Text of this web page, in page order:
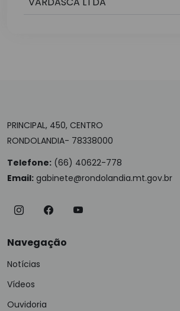
PRINCIPAL, 450, CENTRO
RONDOLANDIA- 78338000
Telefone: (66) 40622-778
Email: gabinete@rondolandia.mt.gov.br
Navegação
Notícias
Vídeos
Ouvidoria